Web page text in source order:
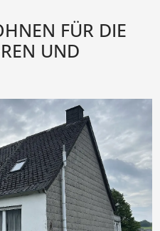
FÜR DIE
UND